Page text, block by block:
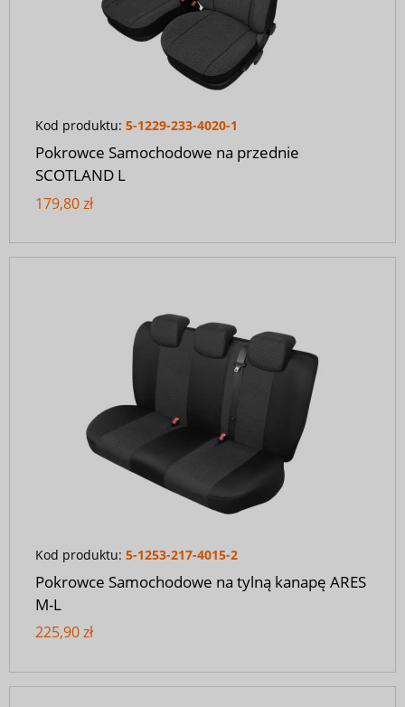
Kod produktu: 5-1229-233-4020-1
Pokrowce Samochodowe na przednie
SCOTLAND L
179,80 zł
Kod produktu: 5-1253-217-4015-2
Pokrowce Samochodowe na tylną kanapę ARES
M-L
225,90 zł